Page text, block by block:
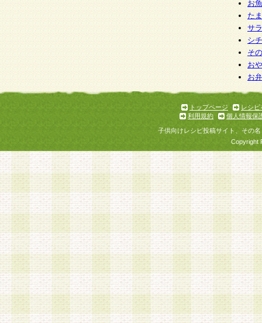
お
た
サ
シ
そ
お
お
トップページ
レシピ
利用規約
個人情報保
子供向けレシピ投稿サイト、その
Copyright